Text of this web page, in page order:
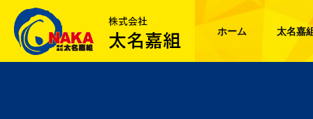
ホーム 太名嘉